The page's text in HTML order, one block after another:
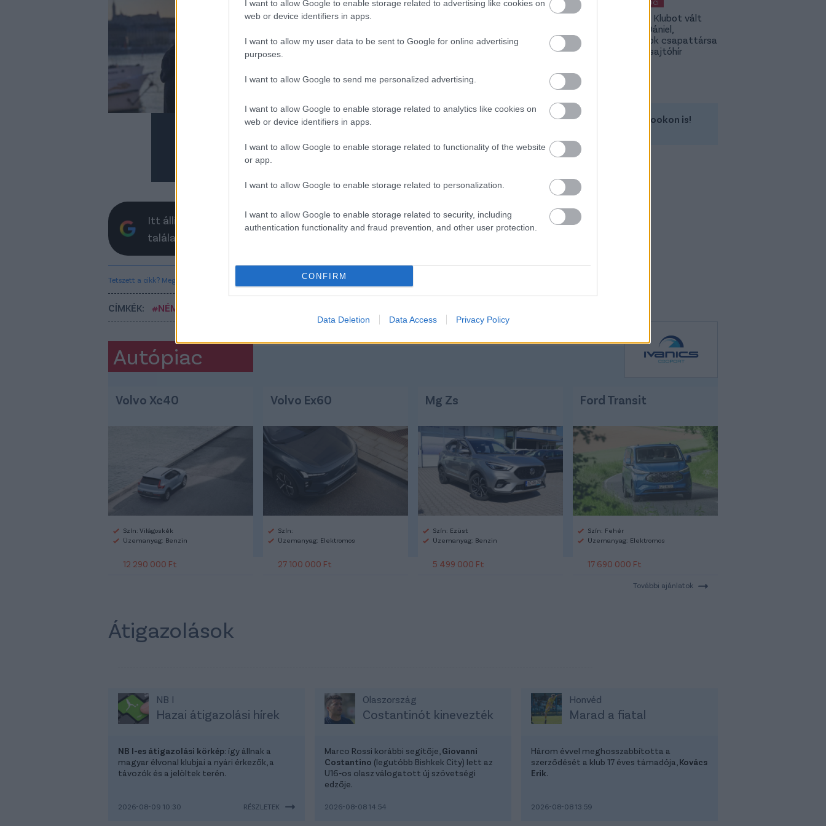
I want to allow Google to enable storage related to advertising like cookies on
web or device identifiers in apps.
I want to allow my user data to be sent to Google for online advertising
purposes.
I want to allow Google to send me personalized advertising.
I want to allow Google to enable storage related to analytics like cookies on
web or device identifiers in apps.
I want to allow Google to enable storage related to functionality of the website
or app.
I want to allow Google to enable storage related to personalization.
I want to allow Google to enable storage related to security, including
authentication functionality and fraud prevention, and other user protection.
CONFIRM
Data Deletion Data Access Privacy Policy
mint aki négy éve volt" – Ben-Hatira
Ferrarit várt Hemingwaytől
Már hét bajnokin és két kupamérkőzésen lépett
pályára a Budapest Honvéd színeiben a korábbi
csalódott új állomáshelyében. A tunéziai válogatott
lehetőség, hogy felzárkózzon az európai elithez, de
arra is válaszolt a csakfoci.hu-nak, hogy milyen
dolgozott együtt a Herthánál. Interjú.
Itt állíthatod be, hogy a Csakfoci az elsők között legyen a Google-
találatokban
Tetszett a cikk? Megosztanád? Link másolása
CÍMKÉK: #NÉMET FOCI
MAGYAR FOCI
Légiósok: Klubot vált
Gazdag Dániel,
világbajnok csapattársa
is lehet - sajtóhír
Kövess minket a Facebookon is!
Autópiac
Volvo Xc40
Szín: Világoskék
Üzemanyag: Benzin
12 290 000 Ft
Volvo Ex60
Szín:
Üzemanyag: Elektromos
27 100 000 Ft
Mg Zs
Szín: Ezüst
Üzemanyag: Benzin
5 499 000 Ft
Ford Transit
Szín: Fehér
Üzemanyag: Elektromos
17 690 000 Ft
További ajánlatok
Átigazolások
NB I
Hazai átigazolási hírek
NB I-es átigazolási körkép: így állnak a
magyar élvonal klubjai a nyári érkezők, a
távozók és a jelöltek terén.
2026-08-09 10:30 RÉSZLETEK
Olaszország
Costantinót kinevezték
Marco Rossi korábbi segítője, Giovanni
Costantino (legutóbb Bishkek City) lett az
U16-os olasz válogatott új szövetségi
edzője.
2026-08-08 14:54
Honvéd
Marad a fiatal
Három évvel meghosszabbította a
szerződését a klub 17 éves támadója, Kovács
Erik.
2026-08-08 13:59